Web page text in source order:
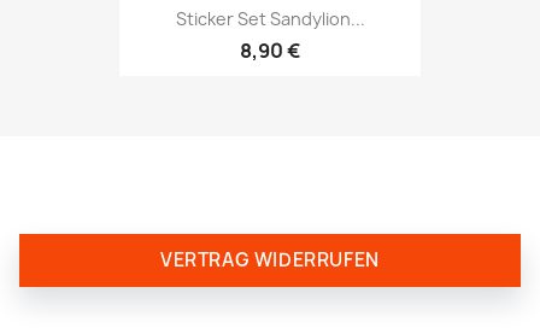
Sticker Set Sandylion...
8,90 €
VERTRAG WIDERRUFEN